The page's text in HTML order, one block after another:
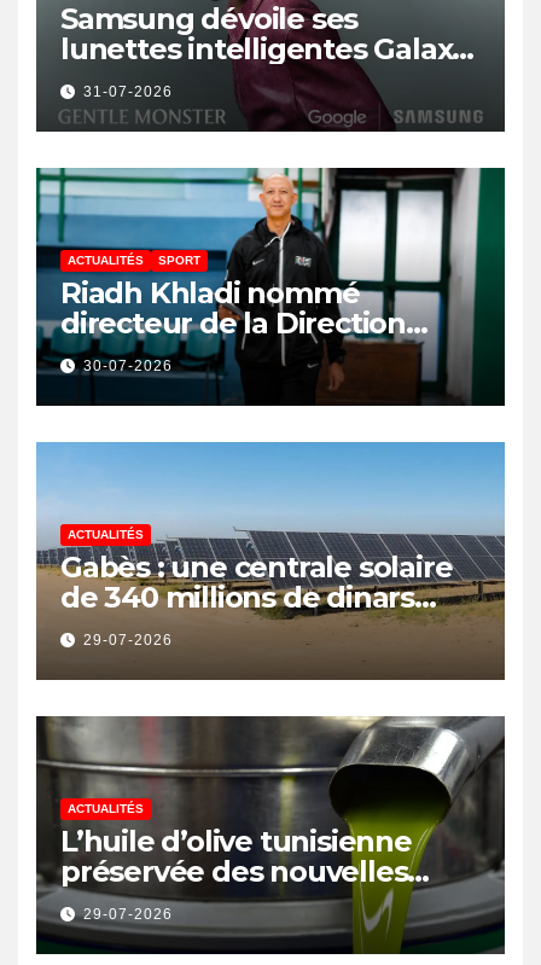
Samsung dévoile ses
lunettes intelligentes Galaxy
avec IA et Gemini
31-07-2026
ACTUALITÉS SPORT
Riadh Khladi nommé
directeur de la Direction
Nationale de l’Arbitrage
30-07-2026
ACTUALITÉS
Gabès : une centrale solaire
de 340 millions de dinars
pour renforcer la transition
énergétique et créer 400
emplois
29-07-2026
ACTUALITÉS
L’huile d’olive tunisienne
préservée des nouvelles
surtaxes américaines de
Donald Trump
29-07-2026